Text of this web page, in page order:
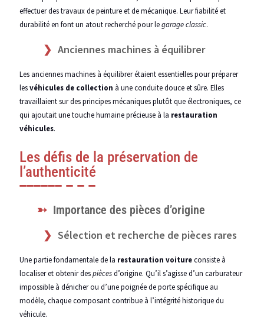
effectuer des travaux de peinture et de mécanique. Leur fiabilité et
durabilité en font un atout recherché pour legarage classic.
Anciennes machines à équilibrer
Les anciennes machines à équilibrer étaient essentielles pour préparer
lesvéhicules de collection à une conduite douce et sûre. Elles
travaillaient sur des principes mécaniques plutôt que électroniques, ce
qui ajoutait une touche humaine précieuse à la restauration
véhicules.
Les défis de la préservation de
l’authenticité
Importance des pièces d’origine
Sélection et recherche de pièces rares
Une partie fondamentale de la restauration voitureconsiste à
localiser et obtenir despiècesd’origine. Qu’il s’agisse d’un carburateur
impossible à dénicher ou d’une poignée de porte spécifique au
modèle, chaque composant contribue à l’intégrité historique du
véhicule.